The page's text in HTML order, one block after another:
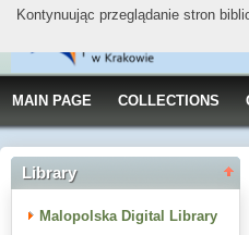
MAIN PAGE COLLECTIONS
Library
Malopolska Digital Library
Kontynuując przeglądanie stron